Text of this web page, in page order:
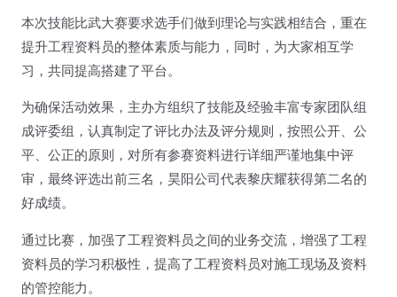
本次技能比武大赛要求选手们做到理论与实践相结合，重在
提升工程资料员的整体素质与能力，同时，为大家相互学
习，共同提高搭建了平台。
为确保活动效果，主办方组织了技能及经验丰富专家团队组
成评委组，认真制定了评比办法及评分规则，按照公开、公
平、公正的原则，对所有参赛资料进行详细严谨地集中评
审，最终评选出前三名，昊阳公司代表黎庆耀获得第二名的
好成绩。
通过比赛，加强了工程资料员之间的业务交流，增强了工程
资料员的学习积极性，提高了工程资料员对施工现场及资料
的管控能力。